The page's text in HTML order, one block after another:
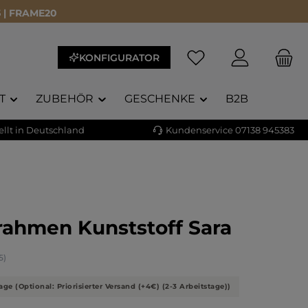
| FRAME20
KONFIGURATOR
ZUBEHÖR GESCHENKE B2B
in Deutschland Kundenservice 07138 945383
Kunststoff Sara
Bewertung von 4.71 von 5 Sternen
(Optional: Priorisierter Versand (+4€) (2-3 Arbeitstage))